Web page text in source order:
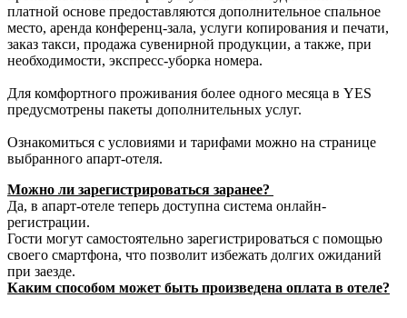
платной основе предоставляются дополнительное спальное
место, аренда конференц-зала, услуги копирования и печати,
заказ такси, продажа сувенирной продукции, а также, при
необходимости, экспресс-уборка номера.
Для комфортного проживания более одного месяца в YES
предусмотрены пакеты дополнительных услуг.
Ознакомиться с условиями и тарифами можно на странице
выбранного апарт-отеля.
Можно ли зарегистрироваться заранее?
Да, в апарт-отеле теперь доступна система онлайн-
регистрации.
Гости могут самостоятельно зарегистрироваться с помощью
своего смартфона, что позволит избежать долгих ожиданий
при заезде.
Каким способом может быть произведена оплата в отеле?